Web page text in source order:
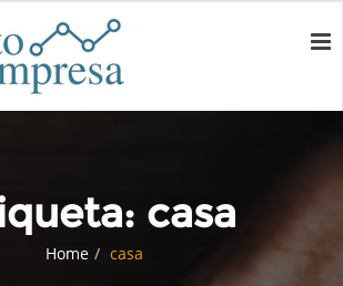
casa
Home casa